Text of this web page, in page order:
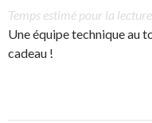
Temps estimé pour la
Une équipe technique au
cadeau !